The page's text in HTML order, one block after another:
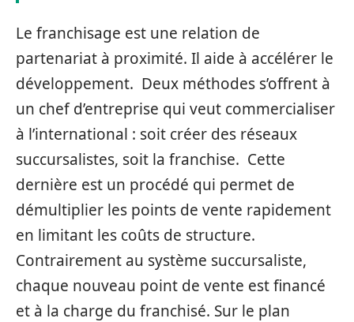
Le franchisage est une relation de
partenariat à proximité. Il aide à accélérer le
développement. Deux méthodes s’offrent à
un chef d’entreprise qui veut commercialiser
à l’international : soit créer des réseaux
succursalistes, soit la franchise. Cette
dernière est un procédé qui permet de
démultiplier les points de vente rapidement
en limitant les coûts de structure.
Contrairement au système succursaliste,
chaque nouveau point de vente est financé
et à la charge du franchisé. Sur le plan